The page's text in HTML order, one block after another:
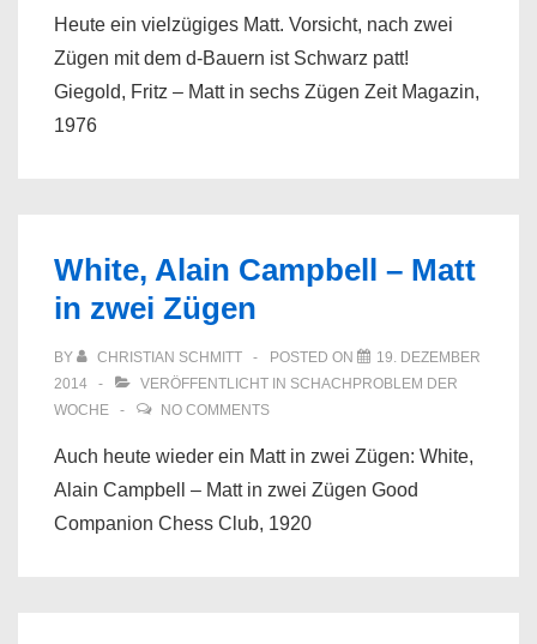
Heute ein vielzügiges Matt. Vorsicht, nach zwei
Zügen mit dem d-Bauern ist Schwarz patt!
Giegold, Fritz – Matt in sechs Zügen Zeit Magazin,
1976
White, Alain Campbell – Matt
in zwei Zügen
BY CHRISTIAN SCHMITT POSTED ON
19. DEZEMBER
2014
VERÖFFENTLICHT IN SCHACHPROBLEM DER
WOCHE
NO COMMENTS
Auch heute wieder ein Matt in zwei Zügen: White,
Alain Campbell – Matt in zwei Zügen Good
Companion Chess Club, 1920